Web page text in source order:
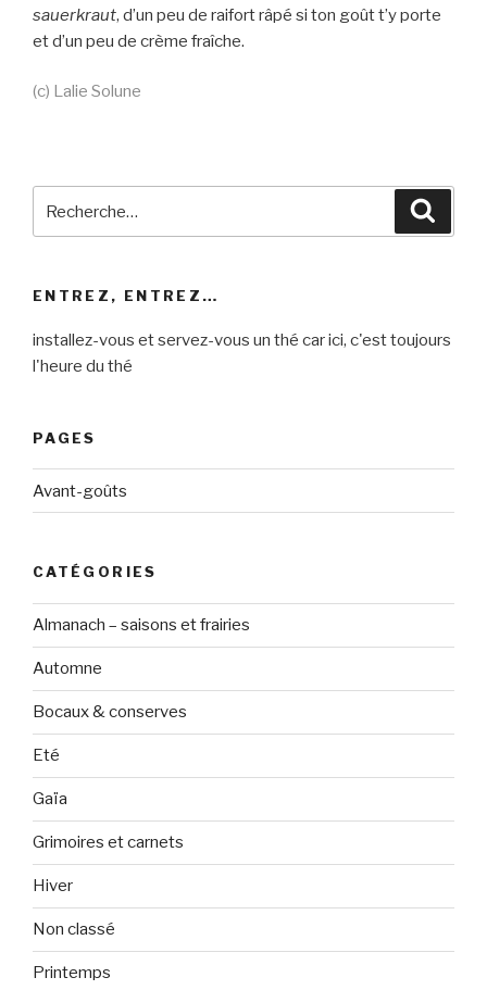
sauerkraut, d’un peu de raifort râpé si ton goût t’y porte
et d’un peu de crème fraîche.
(c) Lalie Solune
pour
ENTREZ, ENTREZ…
installez-vous et servez-vous un thé car ici, c'est toujours
l'heure du thé
PAGES
Avant-goûts
CATÉGORIES
Almanach – saisons et frairies
Automne
Bocaux & conserves
Eté
Gaïa
Grimoires et carnets
Hiver
Non classé
Printemps